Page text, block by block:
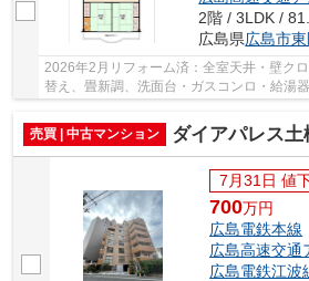
2階 / 3LDK /
広島県広島市
2026年2月リフォーム済：全室天井・壁ク
替え、畳新調、洗面台・ガスコンロ・給湯
設 2024年9月大規模修繕工事完了：玄関
売買 | 中古マンション
ダイアパレス土
7月31日 値
700万円
広島電鉄本線
広島電鉄江波